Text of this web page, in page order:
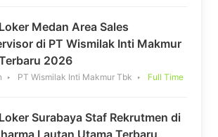
Medan Area Sales
di PT Wismilak Inti Makmur
2026
PT Wismilak Inti Makmur Tbk Full Time
Surabaya Staf Rekrutmen di
Lautan Utama Terbaru